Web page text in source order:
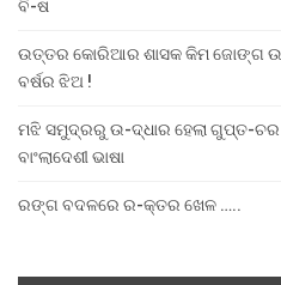
ବି-ଷ
ଉତ୍ତର କୋରିଆର ଶାସକ କିମ ଜୋଙ୍ଗ
ବର୍ଷର ଝିଅ !
ମଝି ସମୁଦ୍ରରୁ ଉ-ଦ୍ଧାର ହେଲା ଗୁପ୍ତ-ଚର
ବାଂଲାଦେଶୀ ଭାଷା
ରଙ୍ଗ ବଦଳରେ ର-କ୍ତର ଖେଳ …..